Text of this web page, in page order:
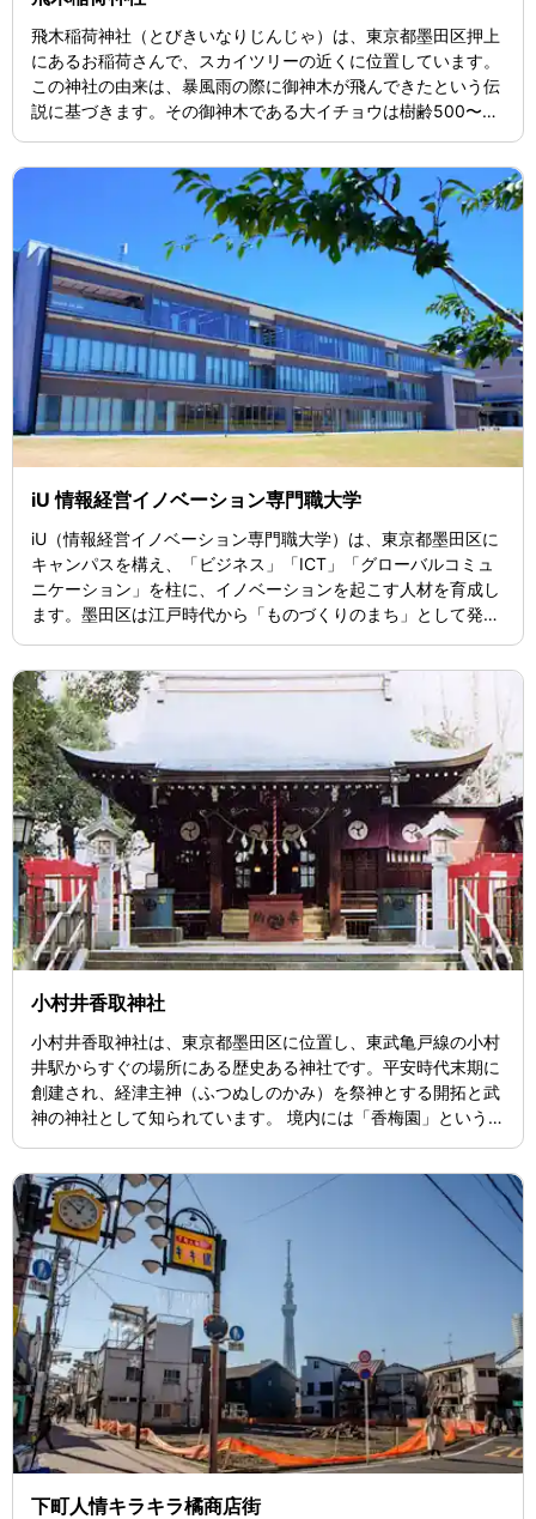
飛木稲荷神社（とびきいなりじんじゃ）は、東京都墨田区押上
にあるお稲荷さんで、スカイツリーの近くに位置しています。
この神社の由来は、暴風雨の際に御神木が飛んできたという伝
説に基づきます。その御神木である大イチョウは樹齢500〜60
とも言われています。江戸時代から残る最古のイチョウの木の
一つとして、地域に根ざした神社です。
iU 情報経営イノベーション専門職大学
iU（情報経営イノベーション専門職大学）は、東京都墨田区に
キャンパスを構え、「ビジネス」「ICT」「グローバルコミュ
ニケーション」を柱に、イノベーションを起こす人材を育成し
ます。墨田区は江戸時代から「ものづくりのまち」として発展
するフィールドワークを行っています。広々とした開放的なキ
ャンパスでは、地域の方々との交流があり、学生にとって活発
な学びの場となっています。 iUは、実践的なカリキュラムと長
期インターンシップ、起業チャレンジなどを通じて、新規事業
やサービスを生み出す力を育てます。また、竹芝の国家戦略特
区にもサテライトオフィスを設置し、最先端のプロジェクトに
参画する機会も提供しています。良好なアクセス環境も整って
おり、社会人の学び直し支援にも対応するなど、時代のニーズ
に応えた教育機関として機能しています。
小村井香取神社
小村井香取神社は、東京都墨田区に位置し、東武亀戸線の小村
井駅からすぐの場所にある歴史ある神社です。平安時代末期に
創建され、経津主神（ふつぬしのかみ）を祭神とする開拓と武
神の神社として知られています。 境内には「香梅園」という美
けて「梅まつり」が開催され、多くの参拝者が訪れます。祭り
では、満開の梅の花を楽しみながら、地域の歴史と文化を感じ
ることができます。 小村井香取神社では、歴史ある神社ならで
はの行事と、梅まつりをはじめとする四季折々のイベントが楽
しめます。
下町人情キラキラ橘商店街